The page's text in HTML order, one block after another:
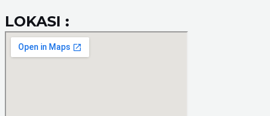
LOKASI :